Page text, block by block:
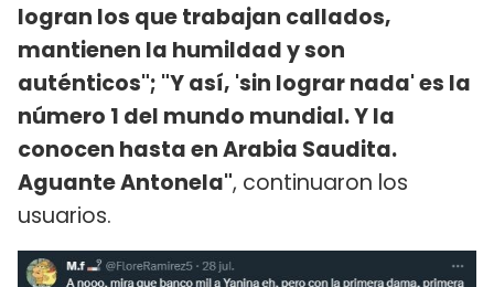
logran los que trabajan callados,
mantienen la humildad y son
auténticos"; "Y así, 'sin lograr nada' es la
número 1 del mundo mundial. Y la
conocen hasta en Arabia Saudita.
Aguante Antonela", continuaron los
usuarios.